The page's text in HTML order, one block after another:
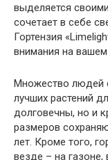
выделяется
сочетает в себе
Гортензия
внимания на вашем
Множество людей
лучших растений
долговечны, но и
размеров
лет. Кроме того,
везде – на газоне,